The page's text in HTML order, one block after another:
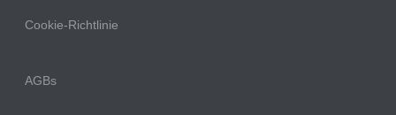
Cookie-Richtlinie
AGBs